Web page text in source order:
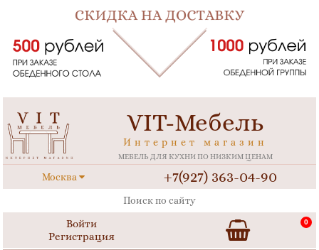
VIT-Мебель
Интернет магазин
МЕБЕЛЬ ДЛЯ КУХНИ ПО НИЗКИМ ЦЕНАМ
Москва +7(927) 363-04-90
Войти
Регистрация
0